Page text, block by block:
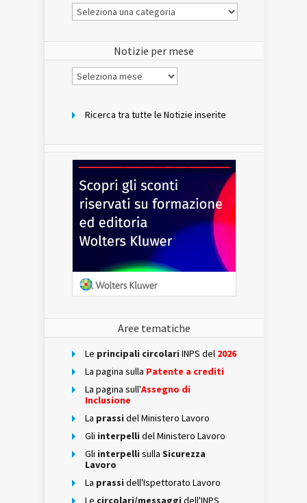
Le
Notizie
Notizie per mese
Notizie
per
Ricerca tra tutte le Notizie inserite
Aree tematiche
Le principali circolari INPS del 2026
La pagina sulla Patente a crediti
La pagina sull'Assegno di
Inclusione
La prassi del Ministero Lavoro
Gli interpelli del Ministero Lavoro
Gli interpelli sulla Sicurezza
Lavoro
La prassi dell'Ispettorato Lavoro
Le circolari/messaggi dell'INPS